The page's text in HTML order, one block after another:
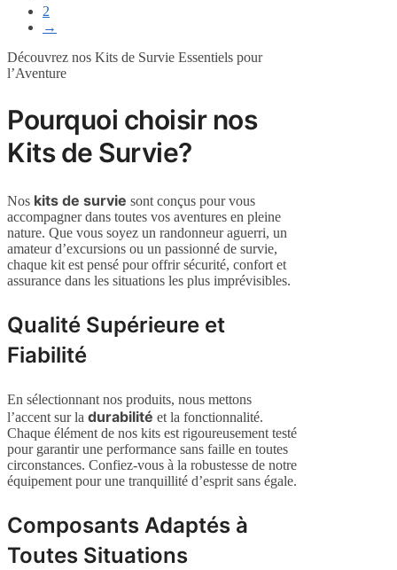
2
→
Découvrez nos Kits de Survie Essentiels pour
l’Aventure
Pourquoi choisir nos
Kits de Survie?
Nos kits de survie sont conçus pour vous
accompagner dans toutes vos aventures en pleine
nature. Que vous soyez un randonneur aguerri, un
amateur d’excursions ou un passionné de survie,
chaque kit est pensé pour offrir sécurité, confort et
assurance dans les situations les plus imprévisibles.
Qualité Supérieure et
Fiabilité
En sélectionnant nos produits, nous mettons
l’accent sur la durabilité et la fonctionnalité.
Chaque élément de nos kits est rigoureusement testé
pour garantir une performance sans faille en toutes
circonstances. Confiez-vous à la robustesse de notre
équipement pour une tranquillité d’esprit sans égale.
Composants Adaptés à
Toutes Situations